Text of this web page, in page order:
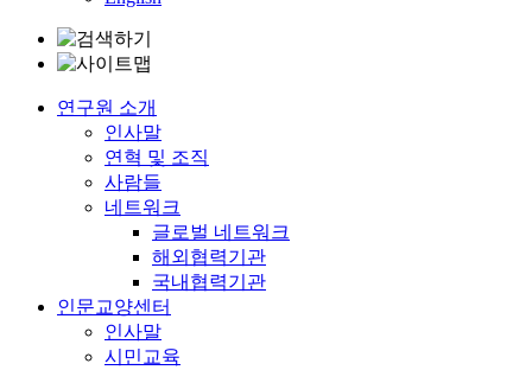
연구원 소개
인사말
연혁 및 조직
사람들
네트워크
글로벌 네트워크
해외협력기관
국내협력기관
인문교양센터
인사말
시민교육